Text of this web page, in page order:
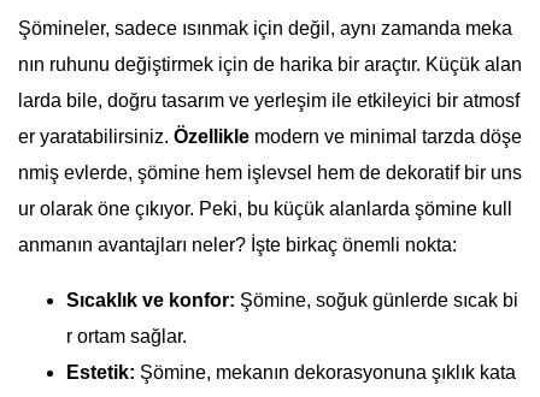
Şömineler, sadece ısınmak için değil, aynı zamanda meka
nın ruhunu değiştirmek için de harika bir araçtır. Küçük alan
larda bile, doğru tasarım ve yerleşim ile etkileyici bir atmosf
er yaratabilirsiniz. Özellikle modern ve minimal tarzda döşe
nmiş evlerde, şömine hem işlevsel hem de dekoratif bir uns
ur olarak öne çıkıyor. Peki, bu küçük alanlarda şömine kull
anmanın avantajları neler? İşte birkaç önemli nokta:
Sıcaklık ve konfor: Şömine, soğuk günlerde sıcak bi
r ortam sağlar.
Estetik: Şömine, mekanın dekorasyonuna şıklık kata